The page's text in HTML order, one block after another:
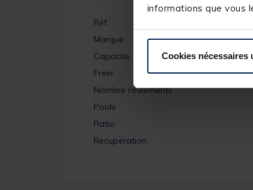
informations que vous
Cookies nécessaires
Réf.
Marque
Capacite
Frein
Nombre roulements
Poids
Ratio
Recuperation